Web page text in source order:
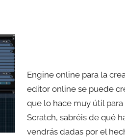
Engine online para la
editor online se puede
que lo hace muy útil
Scratch, sabréis de qué
vendrás dadas por el